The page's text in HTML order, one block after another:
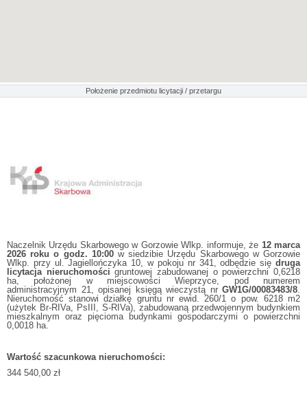
Położenie przedmiotu licytacji / przetargu
Naczelnik Urzędu Skarbowego w Gorzowie Wlkp. informuje, że 12 marca
2026 roku o godz. 10:00w siedzibie Urzędu Skarbowego w Gorzowie
Wlkp. przy ul. Jagiellończyka 10, w pokoju nr 341, odbędzie się druga
licytacja nieruchomości gruntowej zabudowanej o powierzchni 0,6218
ha, położonej w miejscowości Wieprzyce, pod numerem
administracyjnym 21, opisanej księgą wieczystą nr GW1G/00083483/8
Nieruchomość stanowi działkę gruntu nr ewid. 260/1 o pow. 6218 m2
(użytek Br-RIVa, PsIII, S-RIVa), zabudowaną przedwojennym budynkiem
mieszkalnym oraz pięcioma budynkami gospodarczymi o powierzchni
0,0018 ha.
Wartość szacunkowa nieruchomości:
344 540,00 zł